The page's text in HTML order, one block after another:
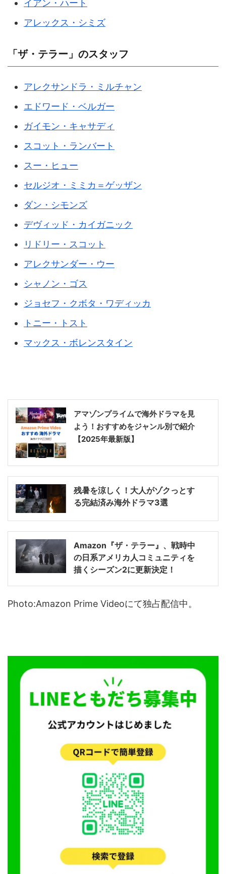
イアン・ハート
アレックス・シミズ
「ザ・テラー」のスタッフ
アレクサンドラ・ミルチャン
エドワード・ベルガー
ガイモン・キャサディ
スコット・ランバート
スー・ヒュー
セルジオ・ミミカ＝ゲッザン
ダン・シモンズ
デヴィッド・カイガニック
リドリー・スコット
アレクサンダー・ウー
シャノン・ゴス
ジョセフ・クボタ・ワディッカ
トニー・トスト
マックス・ボレンスタイン
アマゾンプライムで海外ドラマを見
よう！おすすめをジャンル別で紹介
【2025年最新版】
残暑を涼しく！大人がゾクっとす
る完結済み海外ドラマ3選
Amazon『ザ・テラー』、戦時中
の日系アメリカ人コミュニティを
描くシーズン2に更新決定！
Photo:Amazon Prime Videoにて独占配信中。